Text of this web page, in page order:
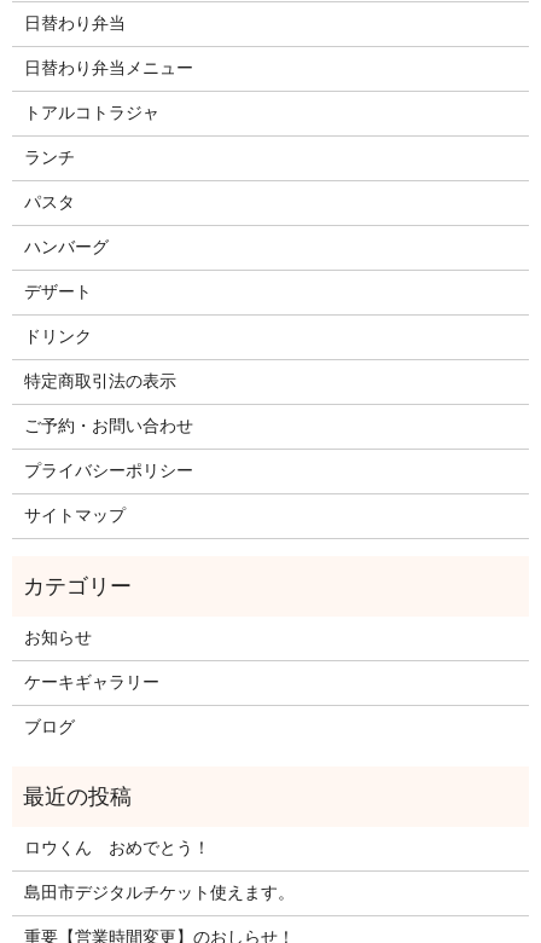
日替わり弁当
日替わり弁当メニュー
トアルコトラジャ
ランチ
パスタ
ハンバーグ
デザート
ドリンク
特定商取引法の表示
ご予約・お問い合わせ
プライバシーポリシー
サイトマップ
お知らせ
ケーキギャラリー
ブログ
ロウくん おめでとう！
島田市デジタルチケット使えます。
重要【営業時間変更】のおしらせ！